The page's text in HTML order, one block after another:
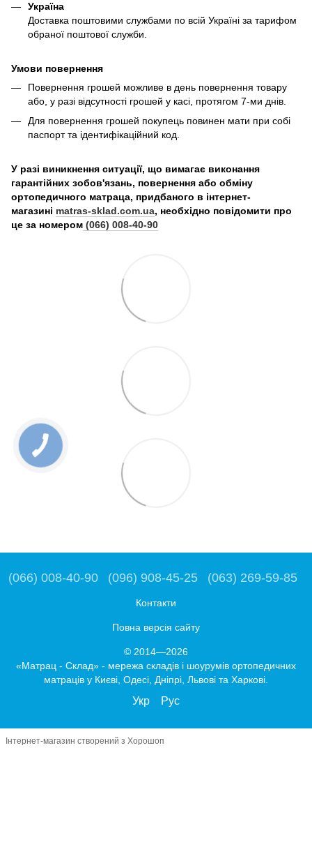
Україна
Доставка поштовими службами по всій Україні за тарифом
обраної поштової служби.
Умови повернення
Повернення грошей можливе в день повернення товару
або, у разі відсутності грошей у касі, протягом 7-ми днів.
Для повернення грошей покупець повинен мати при собі
паспорт та ідентифікаційний код.
У разі виникнення ситуації, що вимагає виконання
гарантійних зобов'язань, повернення або обміну
ортопедичного матраца, придбаного в інтернет-
магазині matras-sklad.com.ua, необхідно повідомити про
це за номером (066) 008-40-90
(066) 008-40-90 (096) 908-45-25 (063) 269-59-85
Контакти
Повна версія сайту
© 2014—2026
«Матрац - Склад» - мережа складів і шоурумів ортопедичних
матраців у Києві, Одесі, Дніпрі, Львові та Харкові.
Укр Рус
Інтернет-магазин створений з Хорошоп